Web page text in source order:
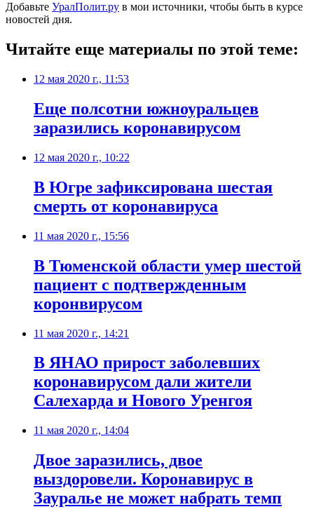
Добавьте УралПолит.ру в мои источники, чтобы быть в курсе
новостей дня.
Читайте еще материалы по этой теме:
12 мая 2020 г., 11:53
Еще полсотни южноуральцев
заразились коронавирусом
12 мая 2020 г., 10:22
​В Югре зафиксирована шестая
смерть от коронавируса
11 мая 2020 г., 15:56
​В Тюменской области умер шестой
пациент с подтвержденным
коронвирусом
11 мая 2020 г., 14:21
В ЯНАО прирост заболевших
коронавирусом дали жители
Салехарда и Нового Уренгоя
11 мая 2020 г., 14:04
Двое заразились, двое
выздоровели. Коронавирус в
Зауралье не может набрать темп